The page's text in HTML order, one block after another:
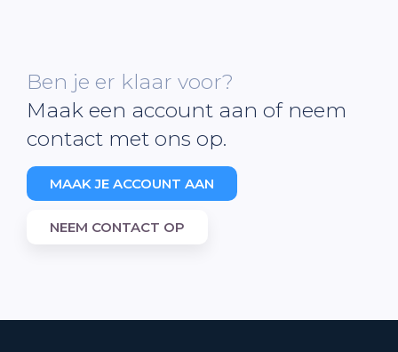
Ben je er klaar voor?
Maak een account aan of neem
contact met ons op.
MAAK JE ACCOUNT AAN
NEEM CONTACT OP